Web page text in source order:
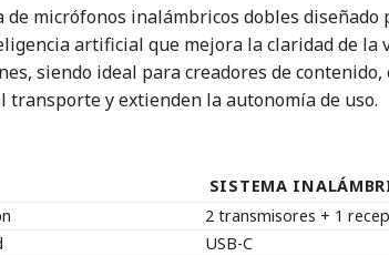
de micrófonos inalámbricos dobles
artificial que mejora la claridad de
siendo ideal para creadores de
transporte y extienden la autonomía de uso.
SISTEMA
2 transmisores + 1
USB-C